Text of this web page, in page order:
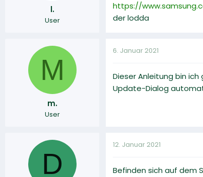
l.
User
https://
der lodda
M
m.
User
6. Januar 2021
Dieser Anleitung bin
Update-Dialog
D
12. Januar 2021
Befinden sich auf dem